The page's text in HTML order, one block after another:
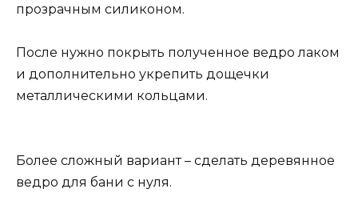
прозрачным силиконом.
После нужно покрыть полученное ведро лаком
и дополнительно укрепить дощечки
металлическими кольцами.
Более сложный вариант – сделать деревянное
ведро для бани с нуля.